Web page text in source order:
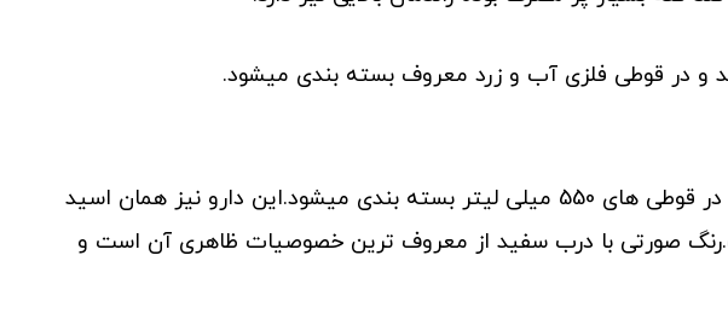
و در قوطی فلزی آب و زرد معروف بسته بندی میشود.
مدل دوم اسپری های اسید فرمیک در قوطی های 550 میلی لیتر بسته بندی میشود.این دارو نیز همان اسید
است.رنگ صورتی با درب سفید از معروف ترین خصوصیات ظاهری آن است و